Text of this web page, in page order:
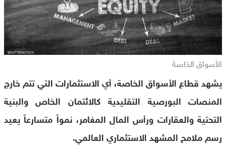
الأسواق الخاصة
يشهد قطاع الأسواق الخاصة، أي الاستثمارات التي تتم خارج
المنصات البورصية التقليدية كالائتمان الخاص والبنية
التحتية والعقارات ورأس المال المغامر، نمواً متسارعاً يعيد
رسم ملامح المشهد الاستثماري العالمي.